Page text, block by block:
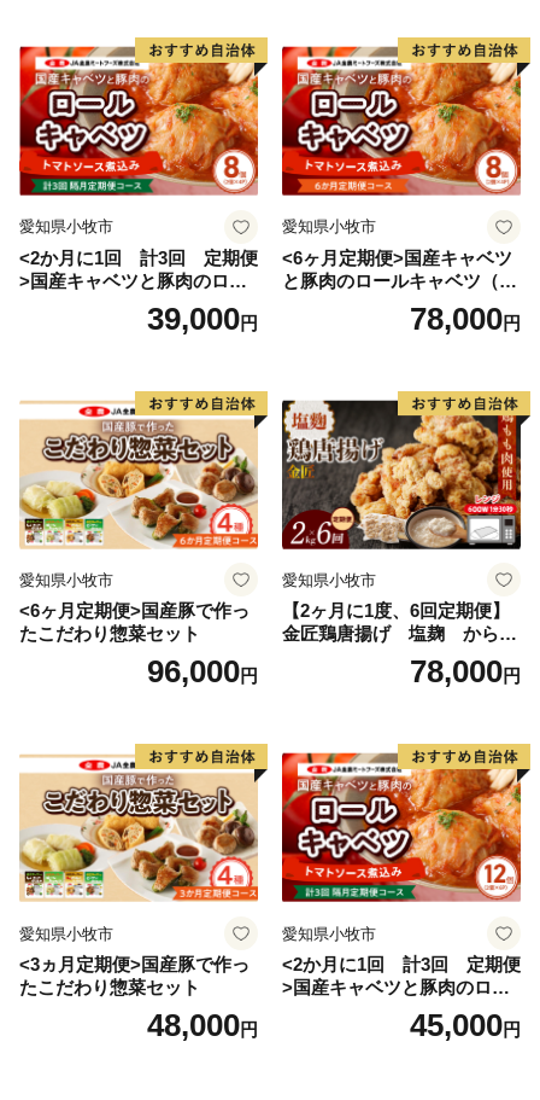
愛知県小牧市
<2か月に1回 計3回 定期便
>国産キャベツと豚肉のロー
ルキャベツ（4P入り）
39,000円
愛知県小牧市
<6ヶ月定期便>国産キャベツ
と豚肉のロールキャベツ（4P
78,000円
愛知県小牧市
<6ヶ月定期便>国産豚で作っ
たこだわり惣菜セット
96,000円
愛知県小牧市
【2ヶ月に1度、6回定期便】
金匠鶏唐揚げ 塩麹 からあ
78,000円
愛知県小牧市
<3ヵ月定期便>国産豚で作っ
たこだわり惣菜セット
48,000円
愛知県小牧市
<2か月に1回 計3回 定期便
>国産キャベツと豚肉のロー
ルキャベツ（6P入り）
45,000円